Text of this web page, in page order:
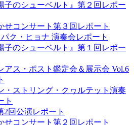
子のシューベルト』第２回レポー
せコンサート第３回レポート
ク・ヒョナ 演奏会レポート
子のシューベルト』第１回レポー
アス・ポスト鑑定会＆展示会 Vol.6
・ストリング・クヮルテット演奏
ト
2回公演レポート
せコンサート第２回レポート